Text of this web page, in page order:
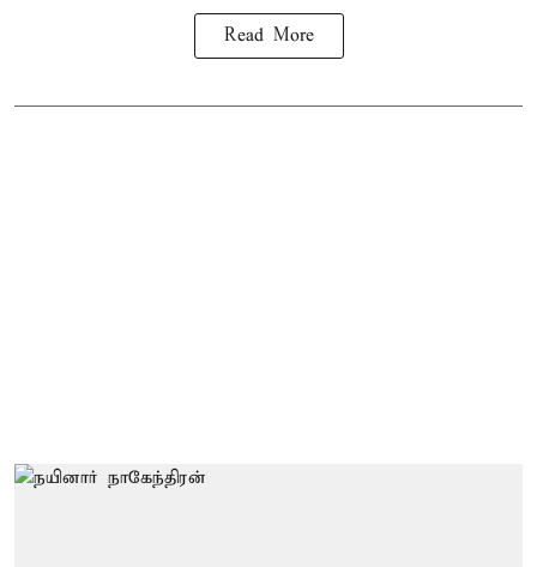
Read More